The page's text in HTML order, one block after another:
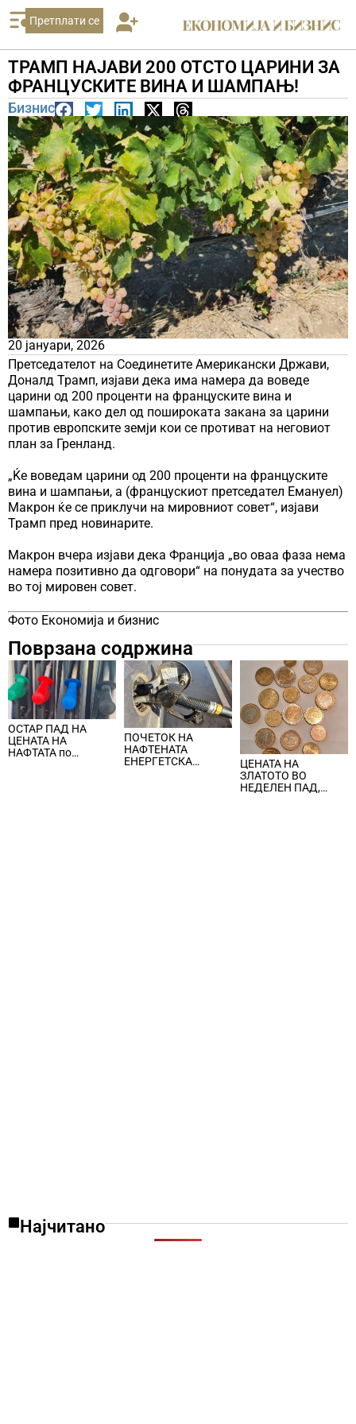
Претплати се
ТРАМП НАЈАВИ 200 ОТСТО ЦАРИНИ ЗА
ФРАНЦУСКИТЕ ВИНА И ШАМПАЊ!
Бизнис
20 јануари, 2026
Претседателот на Соединетите Американски Држави,
Доналд Трамп, изјави дека има намера да воведе
царини од 200 проценти на француските вина и
шампањи, како дел од пошироката закана за царини
против европските земји кои се противат на неговиот
план за Гренланд.
„Ќе воведам царини од 200 проценти на француските
вина и шампањи, а (францускиот претседател Емануел)
Макрон ќе се приклучи на мировниот совет“, изјави
Трамп пред новинарите.
Макрон вчера изјави дека Франција „во оваа фаза нема
намера позитивно да одговори“ на понудата за учество
во тој мировен совет.
Фото Економија и бизнис
Поврзана содржина
ОСТАР ПАД НА
ЦЕНАТА НА
НАФТАТА по
ПОЧЕТОК НА
НАФТЕНАТА
ЕНЕРГЕТСКА
ЦЕНАТА НА
ЗЛАТОТО ВО
НЕДЕЛЕН ПАД,
Најчитано